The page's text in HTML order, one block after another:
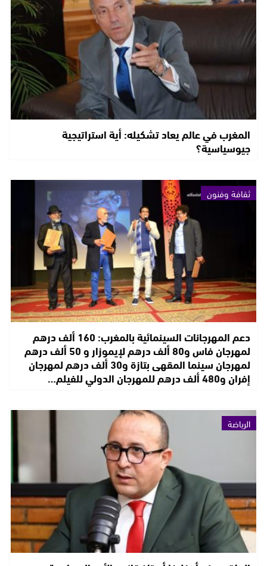
المغرب في عالم يعاد تشكيله: أية استراتيجية
جيوسياسية؟
ثقافة وفنون
دعم المهرجانات السينمائية بالمغرب: 160 ألف درهم
لمهرجان فاس و80 ألف درهم لإيموزار و 50 ألف درهم
لمهرجان سينما المقهى بتازة و30 ألف درهم لمهرجان
إفران و480 ألف درهم للمهرجان الدولي للفيلم…
الرياضة